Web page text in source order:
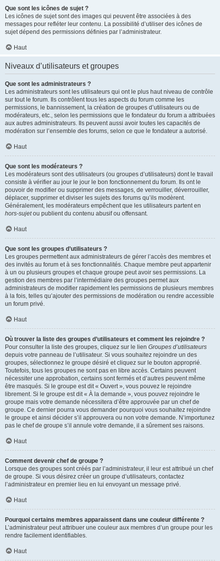
Que sont les icônes de sujet ?
Les icônes de sujet sont des images qui peuvent être associées à des
messages pour refléter leur contenu. La possibilité d’utiliser des icônes de
sujet dépend des permissions définies par l’administrateur.
Haut
Niveaux d’utilisateurs et groupes
Que sont les administrateurs ?
Les administrateurs sont les utilisateurs qui ont le plus haut niveau de contrôle
sur tout le forum. Ils contrôlent tous les aspects du forum comme les
permissions, le bannissement, la création de groupes d’utilisateurs ou de
modérateurs, etc., selon les permissions que le fondateur du forum a attribuées
aux autres administrateurs. Ils peuvent aussi avoir toutes les capacités de
modération sur l’ensemble des forums, selon ce que le fondateur a autorisé.
Haut
Que sont les modérateurs ?
Les modérateurs sont des utilisateurs (ou groupes d’utilisateurs) dont le travail
consiste à vérifier au jour le jour le bon fonctionnement du forum. Ils ont le
pouvoir de modifier ou supprimer des messages, de verrouiller, déverrouiller,
déplacer, supprimer et diviser les sujets des forums qu’ils modèrent.
Généralement, les modérateurs empêchent que les utilisateurs partent en
hors-sujetou publient du contenu abusif ou offensant.
Haut
Que sont les groupes d’utilisateurs ?
Les groupes permettent aux administrateurs de gérer l’accès des membres et
des invités au forum et à ses fonctionnalités. Chaque membre peut appartenir
à un ou plusieurs groupes et chaque groupe peut avoir ses permissions. La
gestion des membres par l’intermédiaire des groupes permet aux
administrateurs de modifier rapidement les permissions de plusieurs membres
à la fois, telles qu’ajouter des permissions de modération ou rendre accessible
un forum privé.
Haut
Où trouver la liste des groupes d’utilisateurs et comment les rejoindre ?
Pour consulter la liste des groupes, cliquez sur le lien Groupes d’utilisateurs
depuis votre panneau de l’utilisateur. Si vous souhaitez rejoindre un des
groupes, sélectionnez le groupe désiré et cliquez sur le bouton approprié.
Toutefois, tous les groupes ne sont pas en libre accès. Certains peuvent
nécessiter une approbation, certains sont fermés et d’autres peuvent même
être masqués. Si le groupe est dit « Ouvert », vous pouvez le rejoindre
librement. Si le groupe est dit « À la demande », vous pouvez rejoindre le
groupe mais votre demande nécessitera d’être approuvée par un chef de
groupe. Ce dernier pourra vous demander pourquoi vous souhaitez rejoindre
le groupe et ainsi décider s’il approuvera ou non votre demande. N’importunez
pas le chef de groupe s’il annule votre demande, il a sûrement ses raisons.
Haut
Comment devenir chef de groupe ?
Lorsque des groupes sont créés par l’administrateur, il leur est attribué un chef
de groupe. Si vous désirez créer un groupe d’utilisateurs, contactez
l’administrateur en premier lieu en lui envoyant un message privé.
Haut
Pourquoi certains membres apparaissent dans une couleur différente ?
L’administrateur peut attribuer une couleur aux membres d’un groupe pour les
rendre facilement identifiables.
Haut